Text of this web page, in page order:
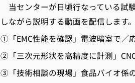
当センターが日頃行なっている試
しながら説明する動画を配信します。
①「EMC性能を確認」電波暗室で
②「三次元形状を高精度に計測」
③「技術相談の現場」食品バイオ係